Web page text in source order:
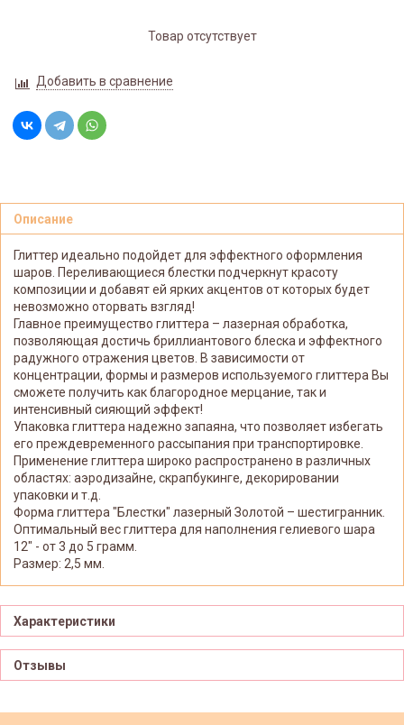
Товар отсутствует
Добавить в сравнение
Описание
Глиттер идеально подойдет для эффектного оформления
шаров. Переливающиеся блестки подчеркнут красоту
композиции и добавят ей ярких акцентов от которых будет
невозможно оторвать взгляд!
Главное преимущество глиттера – лазерная обработка,
позволяющая достичь бриллиантового блеска и эффектного
радужного отражения цветов. В зависимости от
концентрации, формы и размеров используемого глиттера Вы
сможете получить как благородное мерцание, так и
интенсивный сияющий эффект!
Упаковка глиттера надежно запаяна, что позволяет избегать
его преждевременного рассыпания при транспортировке.
Применение глиттера широко распространено в различных
областях: аэродизайне, скрапбукинге, декорировании
упаковки и т.д.
Форма глиттера "Блестки" лазерный Золотой – шестигранник.
Оптимальный вес глиттера для наполнения гелиевого шара
12" - от 3 до 5 грамм.
Размер: 2,5 мм.
Характеристики
Отзывы